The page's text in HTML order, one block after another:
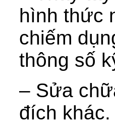
hình thức
chiếm
thông số
– Sửa
đích khác.